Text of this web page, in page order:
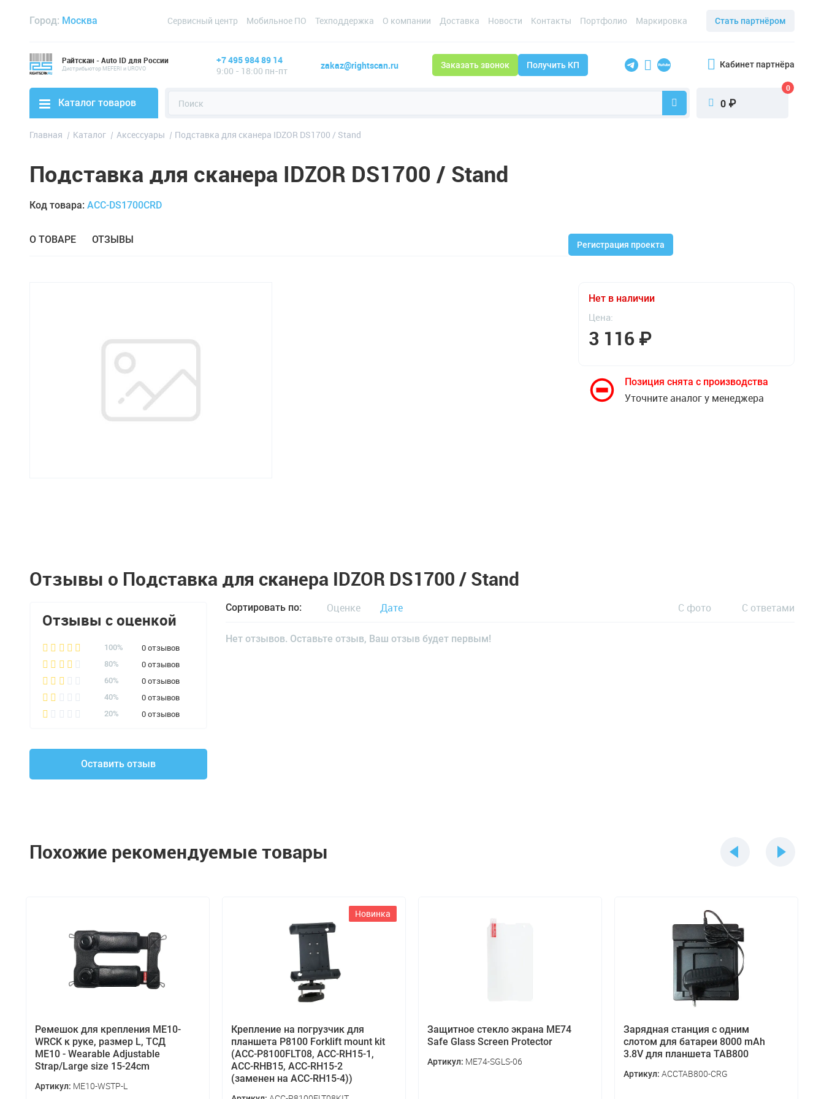
Город: Москва Сервисный центр Мобильное ПО Техподдержка О компании Доставка Новости Контакты Портфолио Маркировка Стать партнёром
Райтскан - Auto ID для России
Дистрибьютор MEFERI и UROVO
+7 495 984 89 14
9:00 - 18:00 пн-пт
zakaz@rightscan.ru Заказать звонок Получить КП Кабинет партнёра
Каталог товаров
0
0 ₽
Главная Каталог Аксессуары Подставка для сканера IDZOR DS1700 / Stand
Подставка для сканера IDZOR DS1700 / Stand
Код товара: ACC-DS1700CRD
О ТОВАРЕ ОТЗЫВЫ Регистрация проекта
Нет в наличии
Цена:
3 116₽
Позиция снята с производства
Уточните аналог у менеджера
Отзывы о Подставка для сканера IDZOR DS1700 / Stand
Отзывы с оценкой
100% 0 отзывов
80% 0 отзывов
60% 0 отзывов
40% 0 отзывов
20% 0 отзывов
Оставить отзыв
Сортировать по: Оценке Дате С фото С ответами
Нет отзывов. Оставьте отзыв, Ваш отзыв будет первым!
Похожие рекомендуемые товары
Ремешок для крепления ME10-
WRCK к руке, размер L, ТСД
ME10 - Wearable Adjustable
Strap/Large size 15-24cm
Артикул: ME10-WSTP-L
Новинка
Крепление на погрузчик для
планшета P8100 Forklift mount kit
(ACC-P8100FLT08, ACC-RH15-1,
ACC-RHB15, ACC-RH15-2
(заменен на ACC-RH15-4))
Защитное стекло экрана ME74
Safe Glass Screen Protector
Артикул: ME74-SGLS-06
Зарядная станция с одним
слотом для батареи 8000 mAh
3.8V для планшета TAB800
Артикул:ACCTAB800-CRG